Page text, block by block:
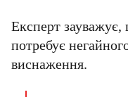
Експерт зауважує,
потребує
виснаження.